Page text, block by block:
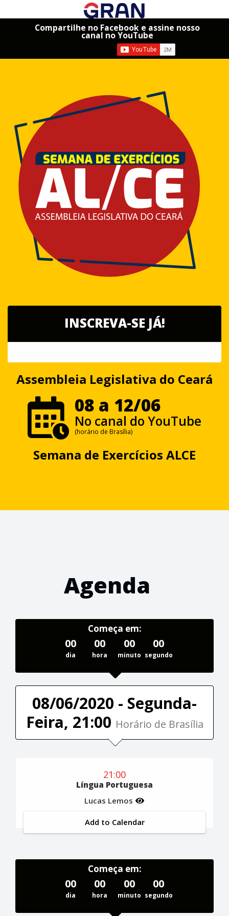
Compartilhe no Facebook e assine nosso
canal no YouTube
INSCREVA-SE JÁ!
Assembleia Legislativa do Ceará
08 a 12/06
No canal do YouTube
(horário de Brasília)
Semana de Exercícios ALCE
Agenda
Começa em:
00
dia
00
hora
00
minuto
00
segundo
08/06/2020 - Segunda-
Feira, 21:00 Horário de Brasília
21:00
Língua Portuguesa
Lucas Lemos
Add to Calendar
Começa em:
00
dia
00
hora
00
minuto
00
segundo